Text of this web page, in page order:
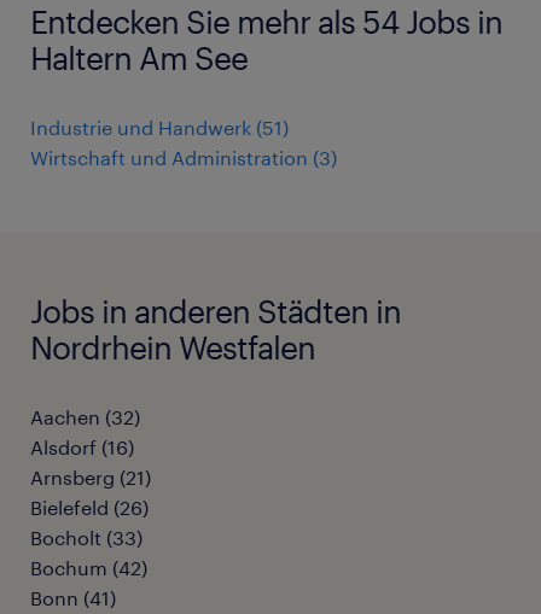
Entdecken Sie mehr als 54 Jobs in
Haltern Am See
Industrie und Handwerk (51)
Wirtschaft und Administration (3)
Jobs in anderen Städten in
Nordrhein Westfalen
Aachen (32)
Alsdorf (16)
Arnsberg (21)
Bielefeld (26)
Bocholt (33)
Bochum (42)
Bonn (41)